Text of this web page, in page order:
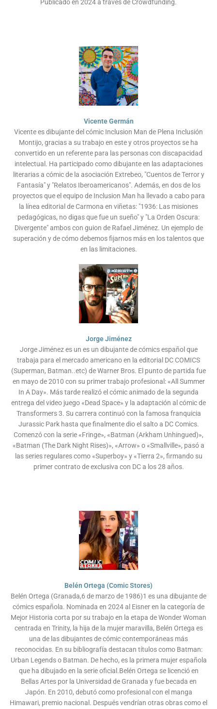
Publicado en 2024 a través de Crowdfunding.
Vicente Germán
Vicente es dibujante del cómic Inclusion Man de Plena Inclusión
Montijo, gracias a su trabajo en este y otros proyectos se ha
convertido en un referente para las personas con discapacidad
intelectual. Ha participado como dibujante en las adaptaciones
literarias a cómic de la asociación Extrebeo, "Cuentos de Terror y
Fantasía" y "Relatos Iberoamericanos". Además, en dos de los
proyectos que el equipo de Inclusion Man ha llevado a cabo para
la línea editorial de Carmona en viñetas: "1936: Las misiones
pedagógicas, no digas que fue un sueño" y "La Orden Oscura:
Divergente" ambos con guion de Rafael Jiménez. Un ejemplo de
superación y de cómo debemos fijarnos más en los talentos que
en las limitaciones.
Jorge Jiménez
Jorge Jiménez es un es un dibujante de cómics español que
trabaja para el mercado americano en la editorial DC COMICS
(Superman, Batman..etc) de Warner Bros. El punto de partida fue
en mayo de 2010 con su primer trabajo profesional: «All Summer
In A Day». Más tarde realizó el cómic animado de la segunda
entrega del video juego «Dead Space» y la adaptación al cómic de
Transformers 3. Su carrera continuó con la famosa franquicia
Jurassic Park hasta que finalmente dio el salto a DC Comics.
Comenzó con la serie «Fringe», «Batman (Arkham Unhingued)»,
«Batman (The Dark Night Rises)», «Arrow» o «Smallville», pasó a
las series regulares como «Superboy» y «Tierra 2», firmando su
primer contrato de exclusiva con DC a los 28 años.
Belén Ortega (Comic Stores)
Belén Ortega (Granada,6 de marzo de 1986)1​ es una dibujante de
cómics española. Nominada en 2024 al Eisner en la categoría de
Mejor Historia corta por su trabajo en la etapa de Wonder Woman
centrada en Trinity, la hija de la mujer maravilla, Belén Ortega es
una de las dibujantes de cómic contemporáneas más
reconocidas. En su bibliografía destacan títulos como Batman:
Urban Legends o Batman. De hecho, es la primera mujer española
que ha dibujado en la serie oficial.Belén Ortega se licenció en
Bellas Artes por la Universidad de Granada y fue becada en
Japón. En 2010, debutó como profesional con el manga
Himawari, premio nacional. Después vendrían otras obras como el